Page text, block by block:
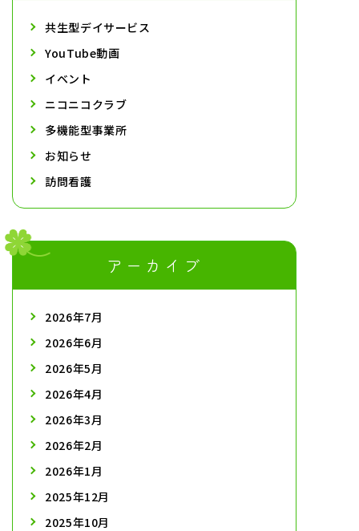
共生型デイサービス
YouTube動画
イベント
ニコニコクラブ
多機能型事業所
お知らせ
訪問看護
アーカイブ
2026年7月
2026年6月
2026年5月
2026年4月
2026年3月
2026年2月
2026年1月
2025年12月
2025年10月